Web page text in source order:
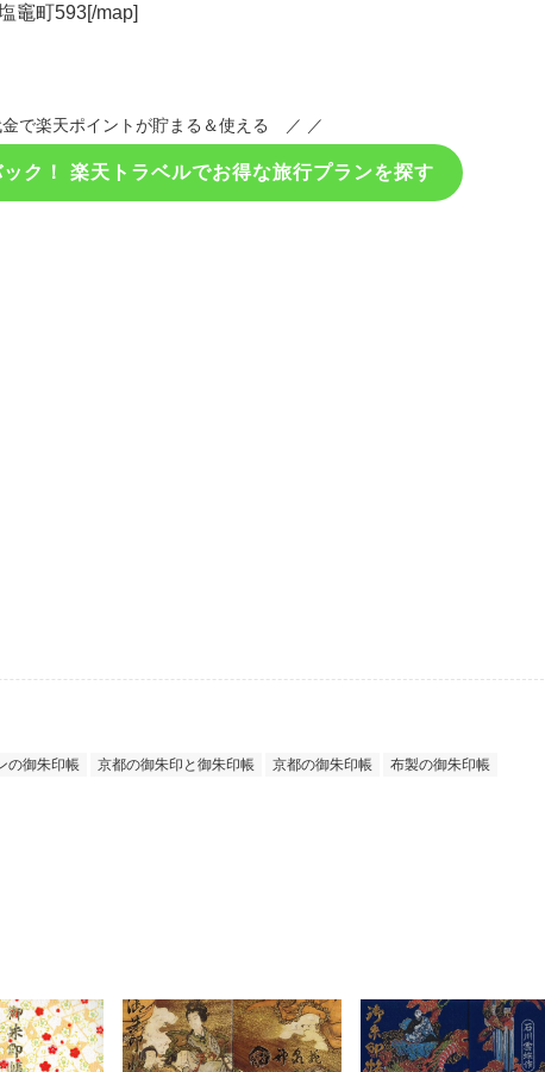
竈町593[/map]
で楽天ポイントが貯まる＆使える ／ ／
ク！ 楽天トラベルでお得な旅行プランを探す
の御朱印帳 京都の御朱印と御朱印帳 京都の御朱印帳
布製の御朱印帳